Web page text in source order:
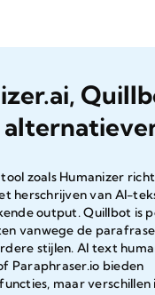
zoals Humanizer
herschrijven van AI-
output.Quillbot is
vanwege de
stijlen. AI text
Paraphraser.io bieden
maar verschillen